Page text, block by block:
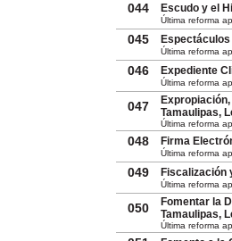
044 Escudo y el
Última reforma
045
Última reforma
046 Expediente
Última reforma
047
Tamaulipas,
Última reforma
048 Firma
Última reforma
049 Fiscalización
Última reforma
050
Fomentar la
Tamaulipas,
Última reforma